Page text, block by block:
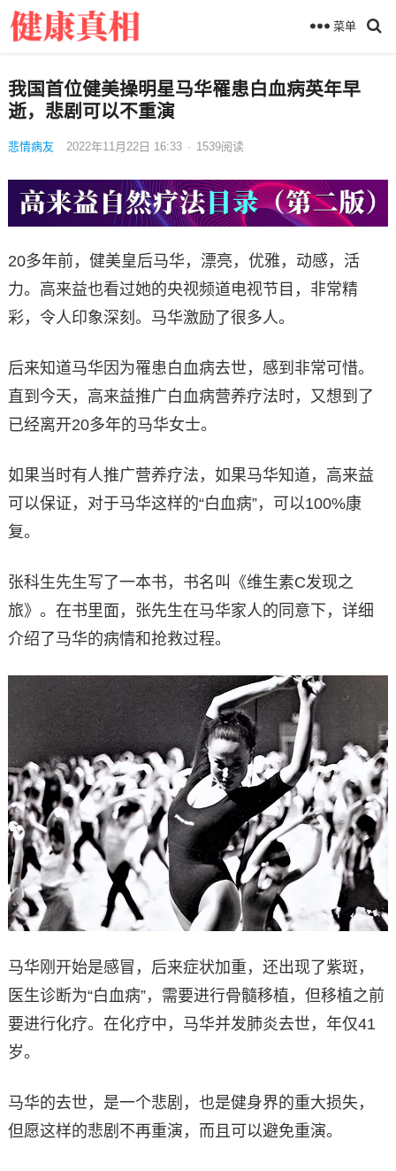
菜单
我国首位健美操明星马华罹患白血病英年早
逝，悲剧可以不重演
悲情病友 2022年11月22日 16:33 · 1539阅读
20多年前，健美皇后马华，漂亮，优雅，动感，活
力。高来益也看过她的央视频道电视节目，非常精
彩，令人印象深刻。马华激励了很多人。
后来知道马华因为罹患白血病去世，感到非常可惜。
直到今天，高来益推广白血病营养疗法时，又想到了
已经离开20多年的马华女士。
如果当时有人推广营养疗法，如果马华知道，高来益
可以保证，对于马华这样的“白血病”，可以100%康
复。
张科生先生写了一本书，书名叫《维生素C发现之
旅》。在书里面，张先生在马华家人的同意下，详细
介绍了马华的病情和抢救过程。
马华刚开始是感冒，后来症状加重，还出现了紫斑，
医生诊断为“白血病”，需要进行骨髓移植，但移植之前
要进行化疗。在化疗中，马华并发肺炎去世，年仅41
岁。
马华的去世，是一个悲剧，也是健身界的重大损失，
但愿这样的悲剧不再重演，而且可以避免重演。